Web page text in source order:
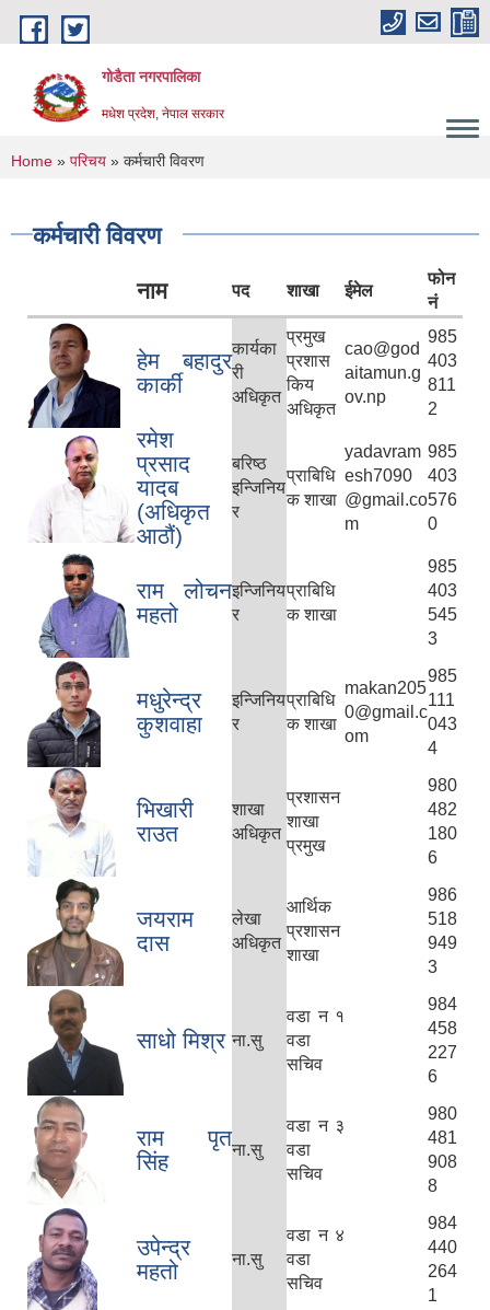
Skip to main content
गोडैता नगरपालिका
मधेश प्रदेश, नेपाल सरकार
You are here
Home » परिचय » कर्मचारी विवरण
कर्मचारी विवरण
नाम पद शाखा ईमेल
फोन
नं
हेम बहादुर
कार्की
कार्यका
री
अधिकृत
प्रमुख
प्रशास
किय
अधिकृत
cao@god
aitamun.g
ov.np
985
403
811
2
रमेश
प्रसाद
यादब
(अधिकृत
आठौं)
बरिष्ठ
इन्जिनिय
र
प्राबिधि
क शाखा
yadavram
esh7090
@gmail.co
m
985
403
576
0
राम लोचन
महतो
इन्जिनिय
र
प्राबिधि
क शाखा
985
403
545
3
मधुरेन्द्र
कुशवाहा
इन्जिनिय
र
प्राबिधि
क शाखा
makan205
0@gmail.c
om
985
111
043
4
भिखारी
राउत
शाखा
अधिकृत
प्रशासन
शाखा
प्रमुख
980
482
180
6
जयराम
दास
लेखा
अधिकृत
आर्थिक
प्रशासन
शाखा
986
518
949
3
साधो मिश्र ना.सु
वडा न १
वडा
सचिव
984
458
227
6
राम पृत
सिंह
ना.सु
वडा न ३
वडा
सचिव
980
481
908
8
उपेन्द्र
महतो
ना.सु
वडा न ४
वडा
सचिव
984
440
264
1